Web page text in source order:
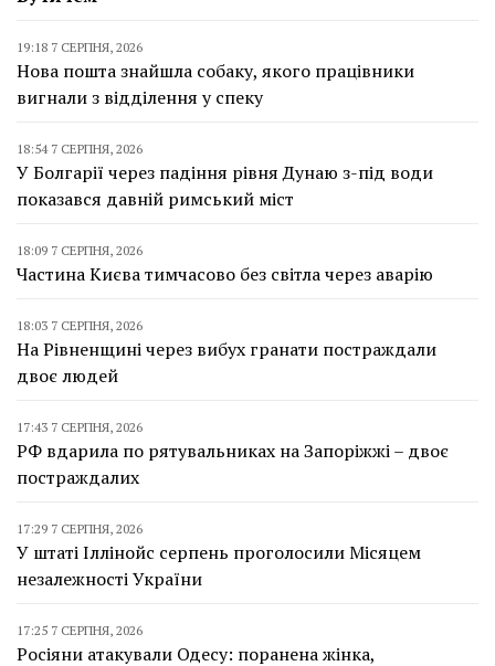
19:18 7 СЕРПНЯ, 2026
Нова пошта знайшла собаку, якого працівники
вигнали з відділення у спеку
18:54 7 СЕРПНЯ, 2026
У Болгарії через падіння рівня Дунаю з-під води
показався давній римський міст
18:09 7 СЕРПНЯ, 2026
Частина Києва тимчасово без світла через аварію
18:03 7 СЕРПНЯ, 2026
На Рівненщині через вибух гранати постраждали
двоє людей
17:43 7 СЕРПНЯ, 2026
РФ вдарила по рятувальниках на Запоріжжі – двоє
постраждалих
17:29 7 СЕРПНЯ, 2026
У штаті Іллінойс серпень проголосили Місяцем
незалежності України
17:25 7 СЕРПНЯ, 2026
Росіяни атакували Одесу: поранена жінка,